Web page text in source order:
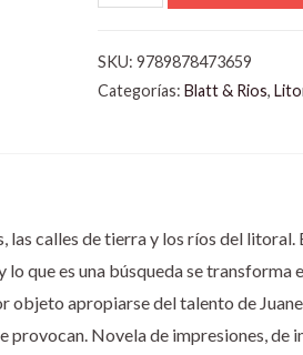
SKU:9789878473659
Categorías:Blatt & Rios,
calles de tierra y los ríos del litoral.
que es una búsqueda se transforma
apropiarse del talento de
Novela de impresiones, de